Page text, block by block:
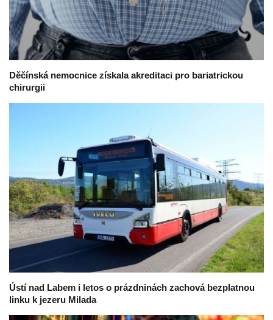
Děčínská nemocnice získala akreditaci pro bariatrickou
chirurgii
Ústí nad Labem i letos o prázdninách zachová bezplatnou
linku k jezeru Milada